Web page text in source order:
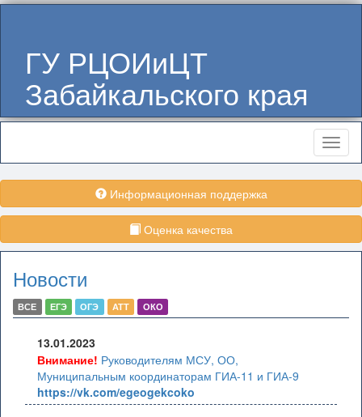
ГУ РЦОИиЦТ
Забайкальского края
Меню
Информационная поддержка
Оценка качества
Новости
ВСЕ ЕГЭ ОГЭ АТТ ОКО
13.01.2023
Внимание! Руководителям МСУ, ОО,
Муниципальным координаторам ГИА-11 и ГИА-9
https://vk.com/egeogekcoko